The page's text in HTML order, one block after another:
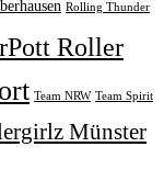
Rolling Thunder
Roller
Team NRW Team Spirit
Münster